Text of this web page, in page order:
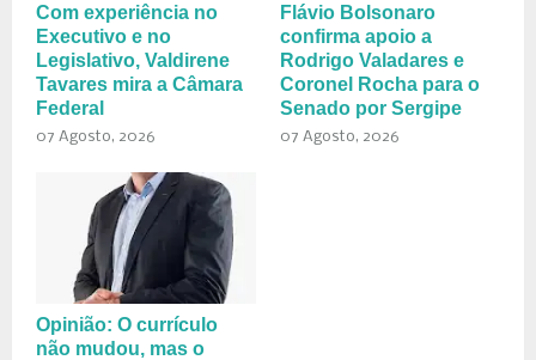
Com experiência no
Executivo e no
Legislativo, Valdirene
Tavares mira a Câmara
Federal
07 Agosto, 2026
Flávio Bolsonaro
confirma apoio a
Rodrigo Valadares e
Coronel Rocha para o
Senado por Sergipe
07 Agosto, 2026
Opinião: O currículo
não mudou, mas o